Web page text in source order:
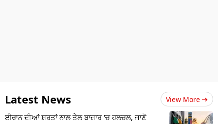
Latest News View More
ਈਰਾਨ ਦੀਆਂ ਸ਼ਰਤਾਂ ਨਾਲ ਤੇਲ ਬਾਜ਼ਾਰ 'ਚ ਹਲਚਲ, ਜਾਣੋ